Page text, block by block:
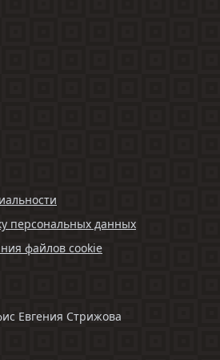
персональных данных
файлов cookie
Евгения Стрижова